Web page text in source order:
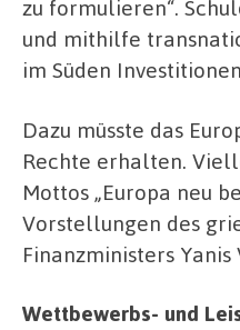
zu formulieren“.
und mithilfe
im Süden
Dazu müsste das
Rechte erhalten.
Mottos „Europa neu
Vorstellungen des
Finanzministers Yanis
Wettbewerbs- und